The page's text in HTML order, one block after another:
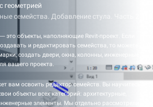
геометрией
семейства. Добавление стула. Часть 2
это объекты, наполняющие Revit-проект. Если
и редактировать семейства, то можете
создать двери, окна, колонны, инженерные
вашего проекта.
вам освоить редактор семейств. Вы научитесь
объекты всех категорий: архитектурные,
элементы. Мы отдельно рассмотрели